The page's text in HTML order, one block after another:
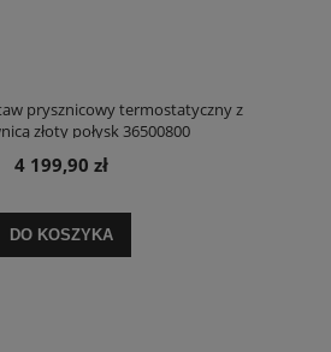
prysznicowy termostatyczny z
złoty połysk 36500800
4 199,90 zł
DO KOSZYKA